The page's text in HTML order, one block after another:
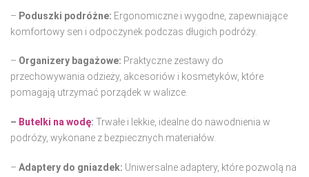
– Poduszki podróżne: Ergonomiczne i wygodne, zapewniające
komfortowy sen i odpoczynek podczas długich podróży.
– Organizery bagażowe: Praktyczne zestawy do
przechowywania odzieży, akcesoriów i kosmetyków, które
pomagają utrzymać porządek w walizce.
– Butelki na wodę: Trwałe i lekkie, idealne do nawodnienia w
podróży, wykonane z bezpiecznych materiałów.
– Adaptery do gniazdek: Uniwersalne adaptery, które pozwolą na